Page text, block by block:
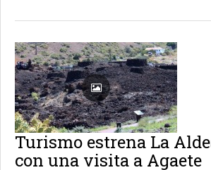
Turismo estrena La
con una visita a Agaete